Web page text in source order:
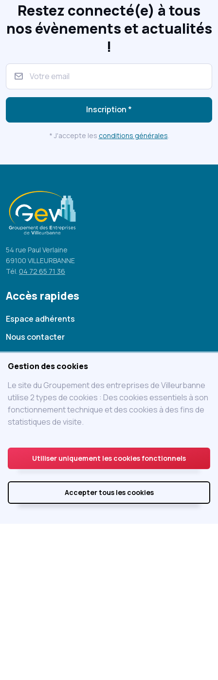
Restez connecté(e) à tous
nos évènements et actualités
!
Inscription *
* J'accepte les conditions générales.
54 rue Paul Verlaine
69100 VILLEURBANNE
Tél. 04 72 65 71 36
Accès rapides
Espace adhérents
Nous contacter
Mentions légales
Charte
Adhérer au GEVIL
Accès adhérent
Réalisé parIntegral Service
Gestion des cookies
Le site du Groupement des entreprises de Villeurbanne
utilise 2 types de cookies : Des cookies essentiels à son
fonctionnement technique et des cookies à des fins de
statistiques de visite.
Utiliser uniquement les cookies fonctionnels
Accepter tous les cookies